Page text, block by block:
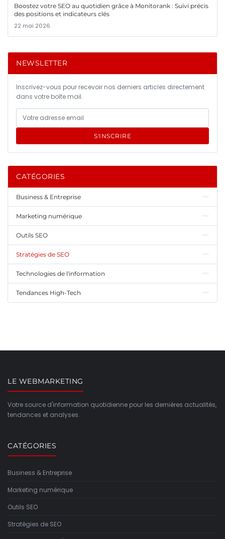
Boostez votre SEO au quotidien grâce à Monitorank : Suivi précis
des positions et indicateurs clés
22 mai 2026
NEWSLETTER
Inscrivez-vous pour recevoir nos derniers articles directement
dans votre boîte mail.
S'INSCRIRE
CATÉGORIES
Business & Entreprise
Marketing numérique
Outils SEO
Stratégies de SEO
Technologies de l'information
Tendances High-Tech
LE WEBMARKETING
Votre source d'information quotidienne pour les dernières actualités,
tendances et analyses.
CATÉGORIES
Business & Entreprise
Marketing numérique
Outils SEO
Stratégies de SEO